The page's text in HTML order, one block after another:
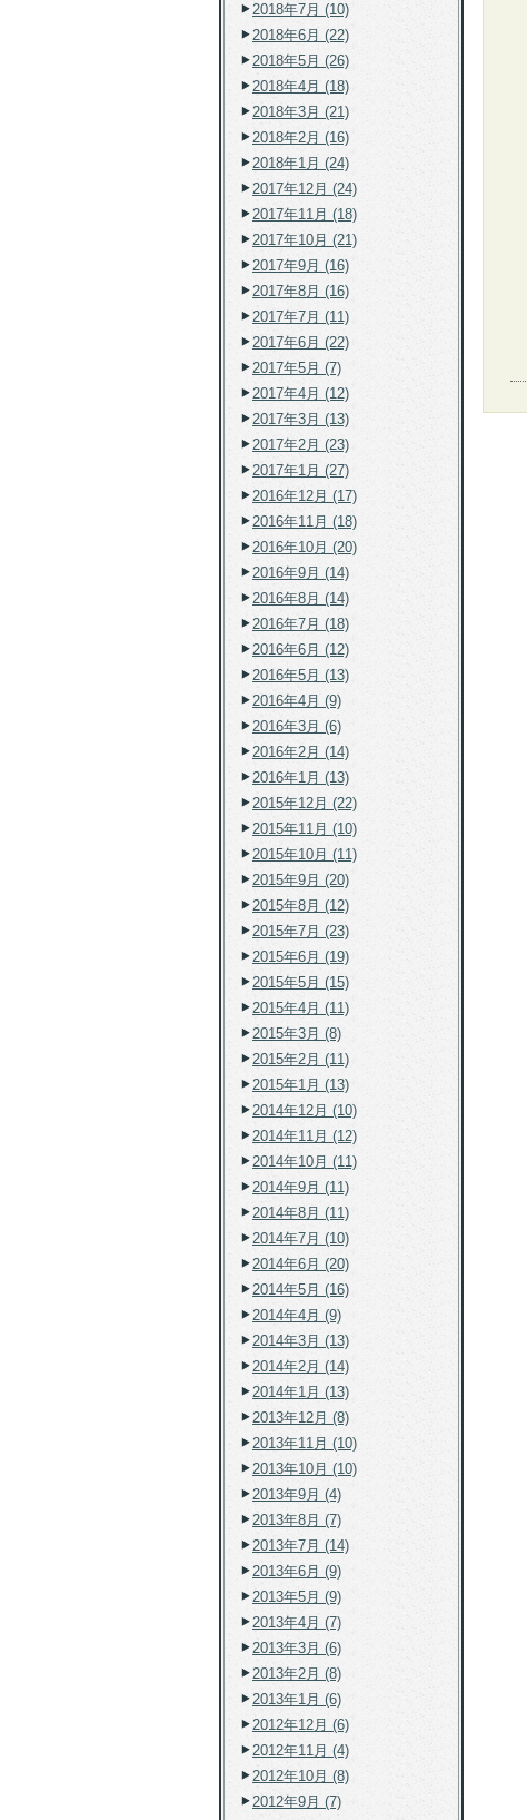
2018年7月 (10)
2018年6月 (22)
2018年5月 (26)
2018年4月 (18)
2018年3月 (21)
2018年2月 (16)
2018年1月 (24)
2017年12月 (24)
2017年11月 (18)
2017年10月 (21)
2017年9月 (16)
2017年8月 (16)
2017年7月 (11)
2017年6月 (22)
2017年5月 (7)
2017年4月 (12)
2017年3月 (13)
2017年2月 (23)
2017年1月 (27)
2016年12月 (17)
2016年11月 (18)
2016年10月 (20)
2016年9月 (14)
2016年8月 (14)
2016年7月 (18)
2016年6月 (12)
2016年5月 (13)
2016年4月 (9)
2016年3月 (6)
2016年2月 (14)
2016年1月 (13)
2015年12月 (22)
2015年11月 (10)
2015年10月 (11)
2015年9月 (20)
2015年8月 (12)
2015年7月 (23)
2015年6月 (19)
2015年5月 (15)
2015年4月 (11)
2015年3月 (8)
2015年2月 (11)
2015年1月 (13)
2014年12月 (10)
2014年11月 (12)
2014年10月 (11)
2014年9月 (11)
2014年8月 (11)
2014年7月 (10)
2014年6月 (20)
2014年5月 (16)
2014年4月 (9)
2014年3月 (13)
2014年2月 (14)
2014年1月 (13)
2013年12月 (8)
2013年11月 (10)
2013年10月 (10)
2013年9月 (4)
2013年8月 (7)
2013年7月 (14)
2013年6月 (9)
2013年5月 (9)
2013年4月 (7)
2013年3月 (6)
2013年2月 (8)
2013年1月 (6)
2012年12月 (6)
2012年11月 (4)
2012年10月 (8)
2012年9月 (7)